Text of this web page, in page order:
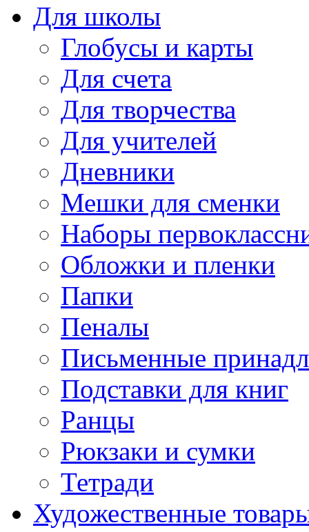
Для школы
Глобусы и карты
Для счета
Для творчества
Для учителей
Дневники
Мешки для сменки
Наборы
Обложки и пленки
Папки
Пеналы
Письменные
Подставки для книг
Ранцы
Рюкзаки и сумки
Тетради
Художественные